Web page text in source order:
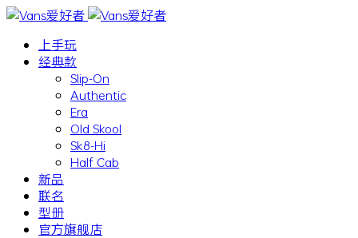
上手玩
经典款
Slip-On
Authentic
Era
Old Skool
Sk8-Hi
Half Cab
新品
联名
型册
官方旗舰店